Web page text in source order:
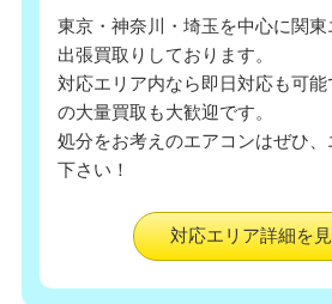
東京・神奈川・埼玉を中心に関
出張買取りしております。
対応エリア内なら即日対応も可
の大量買取も大歓迎です。
処分をお考えのエアコンはぜひ、
下さい！
対応エリア詳細を